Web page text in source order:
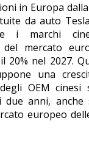
in Europa
da auto
i marchi
del mercato
20% nel 2027.
una
OEM cinesi
anni, anche
europeo